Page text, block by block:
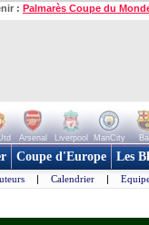
: Palmarès Coupe du
Arsenal Liverpool ManCity
Coupe d'Europe Les
| Calendrier |